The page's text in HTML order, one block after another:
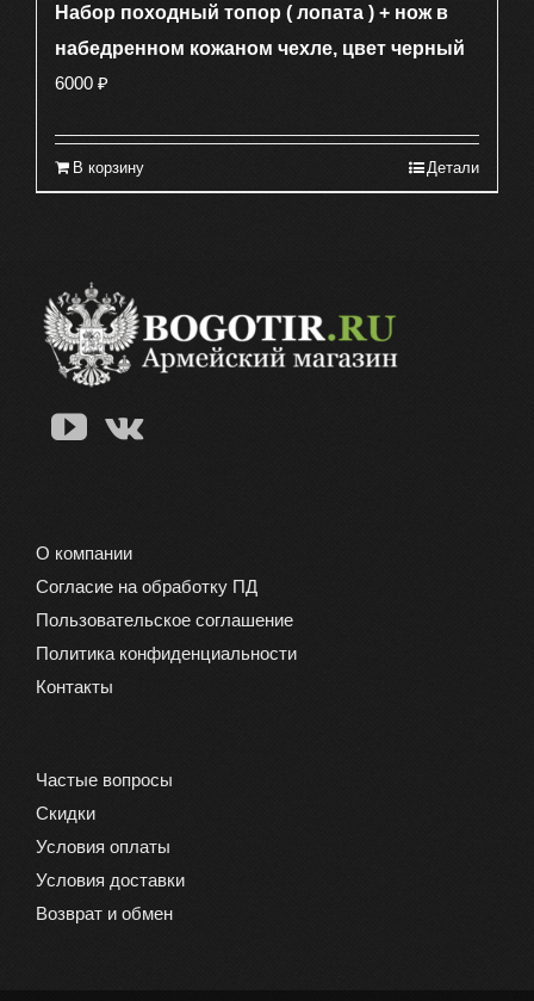
Набор походный топор ( лопата ) + нож в
набедренном кожаном чехле, цвет черный
6000 ₽
В корзину Детали
О компании
Согласие на обработку ПД
Пользовательское соглашение
Политика конфиденциальности
Контакты
Частые вопросы
Скидки
Условия оплаты
Условия доставки
Возврат и обмен